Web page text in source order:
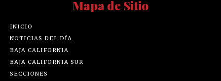
Mapa de Sitio
INICIO
NOTICIAS DEL DÍA
BAJA CALIFORNIA
BAJA CALIFORNIA SUR
SECCIONES